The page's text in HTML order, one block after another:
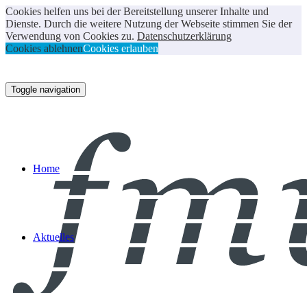
Cookies helfen uns bei der Bereitstellung unserer Inhalte und
Dienste. Durch die weitere Nutzung der Webseite stimmen Sie der
Verwendung von Cookies zu. Datenschutzerklärung
Cookies ablehnenCookies erlauben
Toggle navigation
Home
Aktuelles